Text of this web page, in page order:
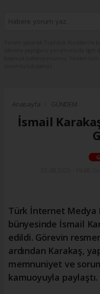
Anasayfa GÜNDEM
İsmail
Türk İnternet Medya
bünyesinde İsmail
edildi. Görevin
ardından Karakaş,
memnuniyet ve
kamuoyuyla paylaştı.